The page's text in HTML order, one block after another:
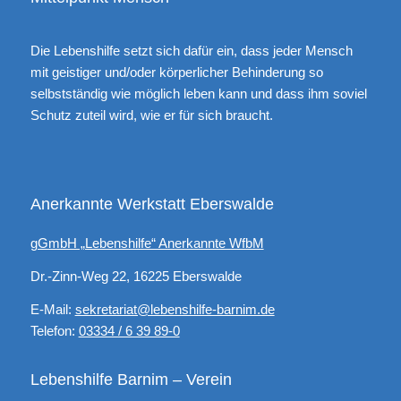
Die Lebenshilfe setzt sich dafür ein, dass jeder Mensch
mit geistiger und/oder körperlicher Behinderung so
selbstständig wie möglich leben kann und dass ihm soviel
Schutz zuteil wird, wie er für sich braucht.
Anerkannte Werkstatt Eberswalde
gGmbH „Lebenshilfe“ Anerkannte WfbM
Dr.-Zinn-Weg 22, 16225 Eberswalde
E-Mail: sekretariat@lebenshilfe-barnim.de
Telefon: 03334 / 6 39 89-0
Lebenshilfe Barnim – Verein